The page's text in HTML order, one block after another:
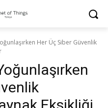
Her Üç Siber Güvenlik